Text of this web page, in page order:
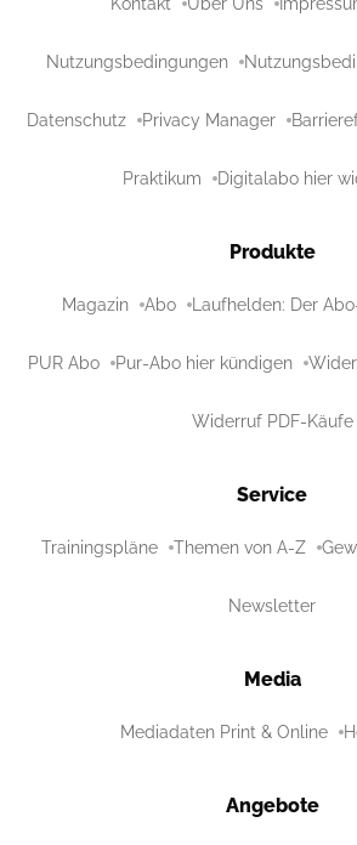
Nutzungsbedingungen
Datenschutz Privacy Manager
Praktikum Digitalabo hier
Produkte
Magazin Abo Laufhelden: Der
PUR Abo Pur-Abo hier kündigen
Widerruf PDF-Käufe
Service
Trainingspläne Themen von A-Z
Newsletter
Media
Mediadaten Print & Online
Angebote